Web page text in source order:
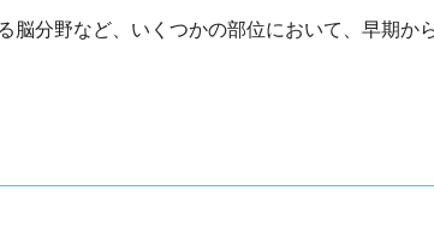
分野など、いくつかの部位において、早期か